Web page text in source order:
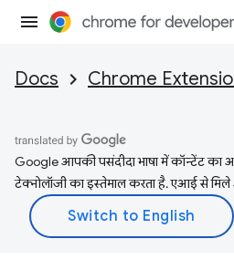
Docs Chrome
Google आपकी पसंदीदा भाषा में कॉन्टेंट का
टेक्नोलॉजी का इस्तेमाल करता है. एआई से मिले